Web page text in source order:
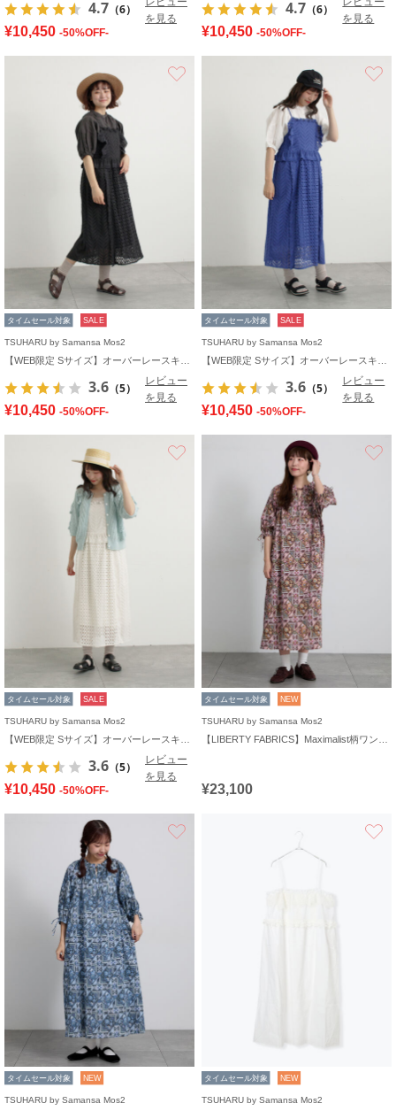
4.7 （6）
を見る
¥10,450 -50%OFF-
4.7 （6）
を見る
¥10,450 -50%OFF-
タイムセール対象 SALE
TSUHARU by Samansa Mos2
3.6 （5）
レビュー
を見る
¥10,450 -50%OFF-
タイムセール対象 SALE
TSUHARU by Samansa Mos2
3.6 （5）
レビュー
を見る
¥10,450 -50%OFF-
タイムセール対象 SALE
TSUHARU by Samansa Mos2
3.6 （5）
レビュー
を見る
¥10,450 -50%OFF-
タイムセール対象 NEW
TSUHARU by Samansa Mos2
¥23,100
タイムセール対象 NEW
TSUHARU by Samansa Mos2
タイムセール対象 NEW
TSUHARU by Samansa Mos2